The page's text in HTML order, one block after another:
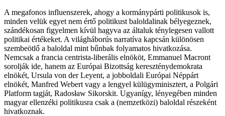
A megafonos influenszerek, ahogy a kormánypárti politikusok is,
minden velük egyet nem értő politikust baloldalinak bélyegeznek,
szándékosan figyelmen kívül hagyva az általuk ténylegesen vallott
politikai értékeket. A világháborús narratíva kapcsán különösen
szembeötlő a baloldal mint bűnbak folyamatos hivatkozása.
Nemcsak a francia centrista-liberális elnököt, Emmanuel Macront
sorolják ide, hanem az Európai Bizottság kereszténydemokrata
elnökét, Ursula von der Leyent, a jobboldali Európai Néppárt
elnökét, Manfred Webert vagy a lengyel külügyminisztert, a Polgári
Platform tagját, Radosław Sikorskit. Ugyanígy, lényegében minden
magyar ellenzéki politikusra csak a (nemzetközi) baloldal részeként
hivatkoznak.